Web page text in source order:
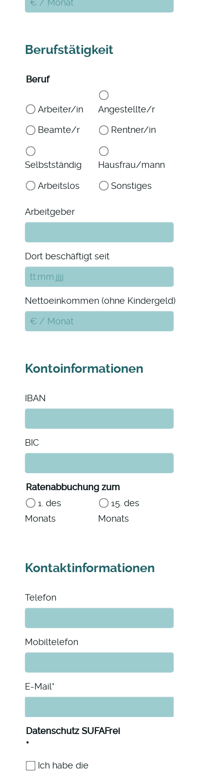
Berufstätigkeit
Beruf
Arbeiter/in
Angestellte/r
Beamte/r
Rentner/in
Selbstständig
Hausfrau/mann
Arbeitslos
Sonstiges
Arbeitgeber
Dort beschäftigt seit
Nettoeinkommen (ohne Kindergeld)
Kontoinformationen
IBAN
BIC
Ratenabbuchung zum
1. des
Monats
15. des
Monats
Kontaktinformationen
Telefon
Mobiltelefon
Pflichtfeld
E-Mail*
Pflichtfeld
Datenschutz SUFAFrei
*
Ich habe die